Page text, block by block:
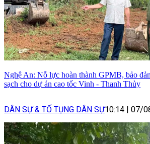
Nghệ An: Nỗ lực hoàn thành GPMB, bảo
sạch cho dự án cao tốc Vinh - Thanh Thủy
DÂN SỰ & TỐ TỤNG DÂN SỰ10:14 | 07/